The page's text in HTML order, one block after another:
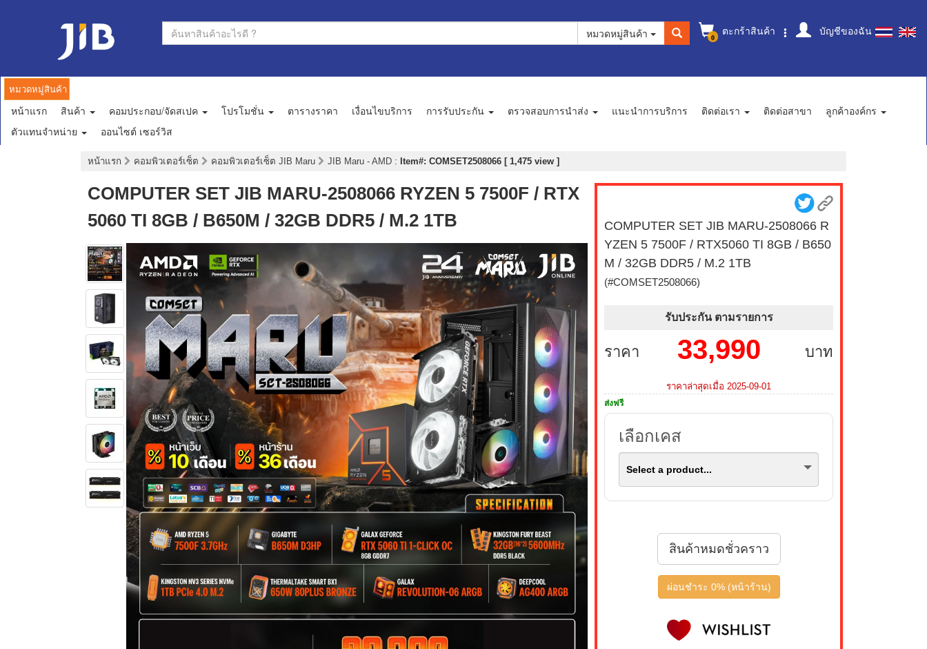
0 ตะกร้าสินค้า บัญชีของฉัน
หมวดหมู่สินค้า
หมวดหมู่สินค้า
หน้าแรก สินค้า คอมประกอบ/จัดสเปค โปรโมชั่น ตารางราคา เงื่อนไขบริการ การรับประกัน ตรวจสอบการนำส่ง แนะนำการบริการ ติดต่อเรา ติดต่อสาขา
ลูกค้าองค์กร
ตัวแทนจำหน่าย
ออนไซต์ เซอร์วิส
หน้าแรก คอมพิวเตอร์เซ็ต คอมพิวเตอร์เซ็ต JIB Maru JIB Maru - AMD : Item#: COMSET2508066 [ 1,475 view ]
COMPUTER SET JIB MARU-2508066 RYZEN 5 7500F / RTX
5060 TI 8GB / B650M / 32GB DDR5 / M.2 1TB
COMPUTER SET JIB MARU-2508066 R
YZEN 5 7500F / RTX5060 TI 8GB / B650
M / 32GB DDR5 / M.2 1TB
(#COMSET2508066)
รับประกัน ตามรายการ
ราคา บาท
33,990
ราคาล่าสุดเมื่อ 2025-09-01
ส่งฟรี
เลือกเคส
Select a product...
สินค้าหมดชั่วคราว
ผ่อนชำระ 0% (หน้าร้าน)